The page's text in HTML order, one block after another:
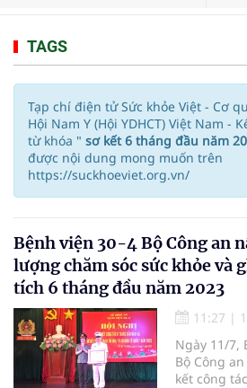
TAGS
Tạp chí điện tử Sức khỏe Việt - Cơ
Hội Nam Y (Hội YDHCT) Việt Nam -
từ khóa " sơ kết 6 tháng đầu năm
được nội dung mong muốn trên
https://suckhoeviet.org.vn/
Bệnh viện 30-4 Bộ Công an
lượng chăm sóc sức khỏe và
tích 6 tháng đầu năm 2023
11:27 |
Ngày 11/7,
Bộ Công
kết công